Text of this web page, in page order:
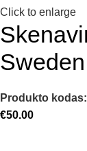
Click to enlarge
Produkto kodas:
€50.00